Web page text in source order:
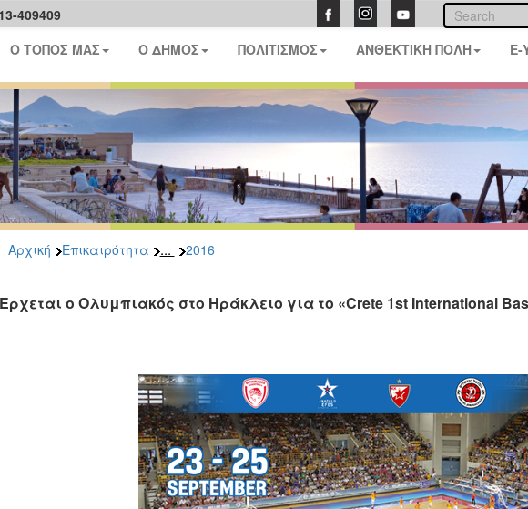
409409
Ο ΤΟΠΟΣ ΜΑΣ Ο ΔΗΜΟΣ ΠΟΛΙΤΙΣΜΟΣ ΑΝΘΕΚΤΙΚΗ ΠΟΛΗ E-
Αρχική Επικαιρότητα ... 2016
Έρχεται ο Ολυμπιακός στο Ηράκλειο για το «Crete 1st International